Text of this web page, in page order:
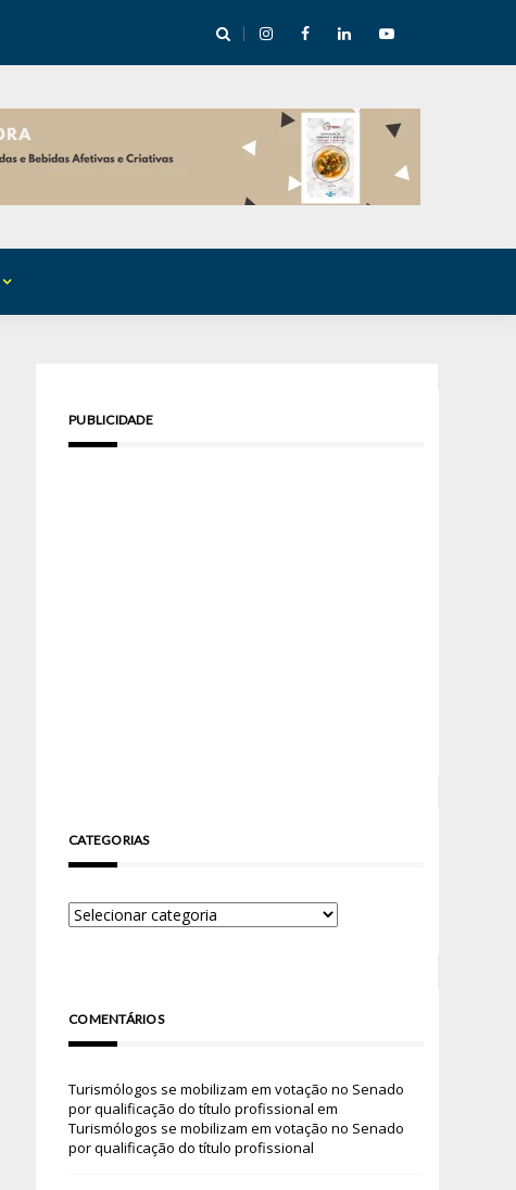
de Inverno nas Serras abre temporada cultural em Cuité
PUBLICIDADE
CATEGORIAS
COMENTÁRIOS
Turismólogos se mobilizam em votação no Senado
por qualificação do título profissional em
Turismólogos se mobilizam em votação no Senado
por qualificação do título profissional